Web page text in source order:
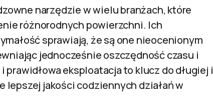
narzędzie w wielu branżach, które
różnorodnych powierzchni. Ich
sprawiają, że są one nieocenionym
jednocześnie oszczędność czasu i
eksploatacja to klucz do długiej i
lepszej jakości codziennych działań w